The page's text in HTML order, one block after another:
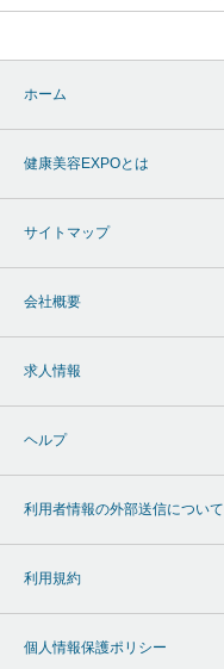
ホーム
健康美容EXPOとは
サイトマップ
会社概要
求人情報
ヘルプ
利用者情報の外部送信について
利用規約
個人情報保護ポリシー